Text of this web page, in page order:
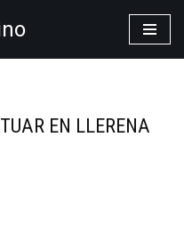
EN LLERENA